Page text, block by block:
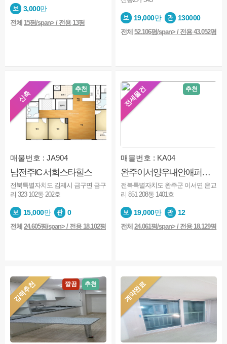
3,000만
전체 15평/span> / 전용 13평
19,000만 130000
전체52.106평/span> / 전용 43.052평
신축
추천
매물번호 : JA904
남전주IC 서희스타힐스
전북특별자치도 김제시 금구면 금구
리 323 102동 202호
15,000만 0
전체 24.605평/span> / 전용 18.102평
전세물건 추천
매물번호 : KA04
완주이서양우내안애퍼스트힐 208동
전북특별자치도 완주군 이서면 은교
리 851 208동 1401호
19,000만 12
전체24.061평/span> / 전용 18.129평
강력추천 깔끔 추천 계약완료